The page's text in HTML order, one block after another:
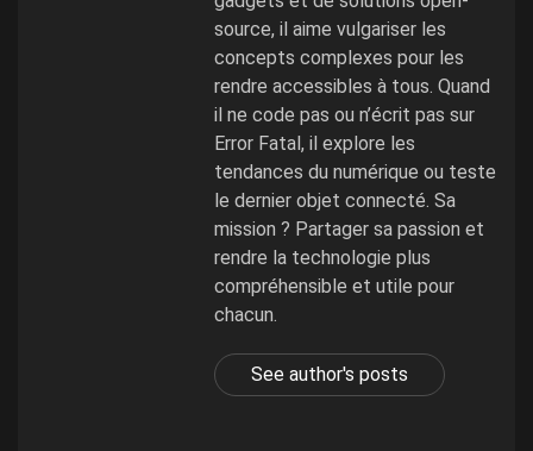
source, il aime vulgariser les
concepts complexes pour les
rendre accessibles à tous. Quand
il ne code pas ou n’écrit pas sur
Error Fatal, il explore les
tendances du numérique ou teste
le dernier objet connecté. Sa
mission ? Partager sa passion et
rendre la technologie plus
compréhensible et utile pour
chacun.
See author's posts